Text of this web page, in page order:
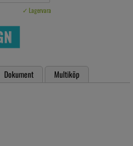
✓ Lagervara
Dokument Multiköp